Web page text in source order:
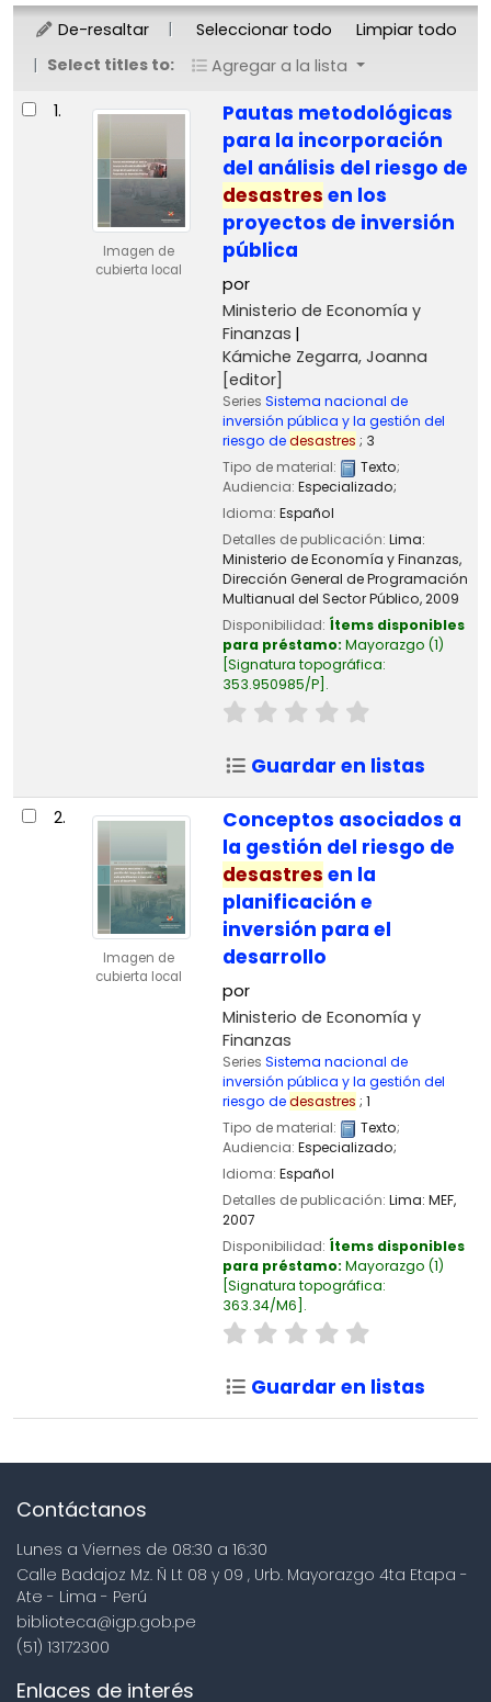
De-resaltar Seleccionar todo
Limpiar todo
Select titles to:
Agregar a la lista
Resultados
1.
Imagen de
cubierta local
Pautas metodológicas
para la incorporación
del análisis del riesgo de
desastres en los
proyectos de inversión
pública
por
Ministerio de Economía y
Finanzas
Kámiche Zegarra, Joanna
[editor]
Series Sistema nacional de
inversión pública y la gestión del
riesgo dedesastres ; 3
Tipo de material:
Texto;
Audiencia: Especializado;
Idioma: Español
Detalles de publicación: Lima:
Ministerio de Economía y Finanzas,
Dirección General de Programación
Multianual del Sector Público,2009
Disponibilidad: Ítems disponibles
para préstamo: Mayorazgo (1)
Signatura topográfica:
353.950985/P .
Guardar en listas
2.
Imagen de
cubierta local
Conceptos asociados a
la gestión del riesgo de
desastres en la
planificación e
inversión para el
desarrollo
por
Ministerio de Economía y
Finanzas
Series Sistema nacional de
inversión pública y la gestión del
riesgo dedesastres ; 1
Tipo de material:
Texto;
Audiencia: Especializado;
Idioma: Español
Detalles de publicación: Lima: MEF,
2007
Disponibilidad: Ítems disponibles
para préstamo: Mayorazgo (1)
Signatura topográfica:
363.34/M6 .
Guardar en listas
Contáctanos
Lunes a Viernes de 08:30 a 16:30
Calle Badajoz Mz. Ñ Lt 08 y 09 , Urb. Mayorazgo 4ta Etapa -
Ate - Lima - Perú
biblioteca@igp.gob.pe
(51) 13172300
Enlaces de interés